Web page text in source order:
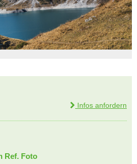
Infos anfordern
Ref. Foto